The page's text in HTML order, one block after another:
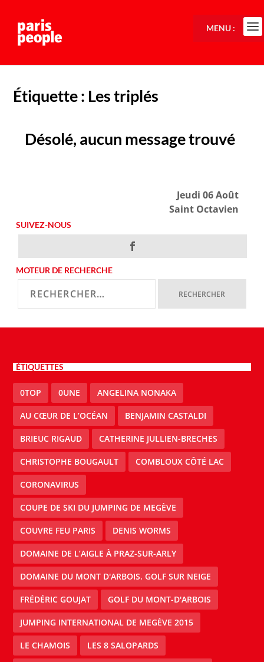
Étiquette : Les triplés
Désolé, aucun message trouvé
Jeudi 06 Août
Saint Octavien
SUIVEZ-NOUS
MOTEUR DE RECHERCHE
ÉTIQUETTES
0TOP 0UNE ANGELINA NONAKA
AU CŒUR DE L’OCÉAN BENJAMIN CASTALDI
BRIEUC RIGAUD CATHERINE JULLIEN-BRECHES
CHRISTOPHE BOUGAULT COMBLOUX CÔTÉ LAC
CORONAVIRUS
COUPE DE SKI DU JUMPING DE MEGÈVE
COUVRE FEU PARIS DENIS WORMS
DOMAINE DE L’AIGLE À PRAZ-SUR-ARLY
DOMAINE DU MONT D'ARBOIS. GOLF SUR NEIGE
FRÉDÉRIC GOUJAT GOLF DU MONT-D'ARBOIS
JUMPING INTERNATIONAL DE MEGÈVE 2015
LE CHAMOIS LES 8 SALOPARDS
MENU :